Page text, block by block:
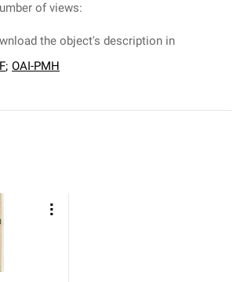
of views:
the object's description in
; OAI-PMH